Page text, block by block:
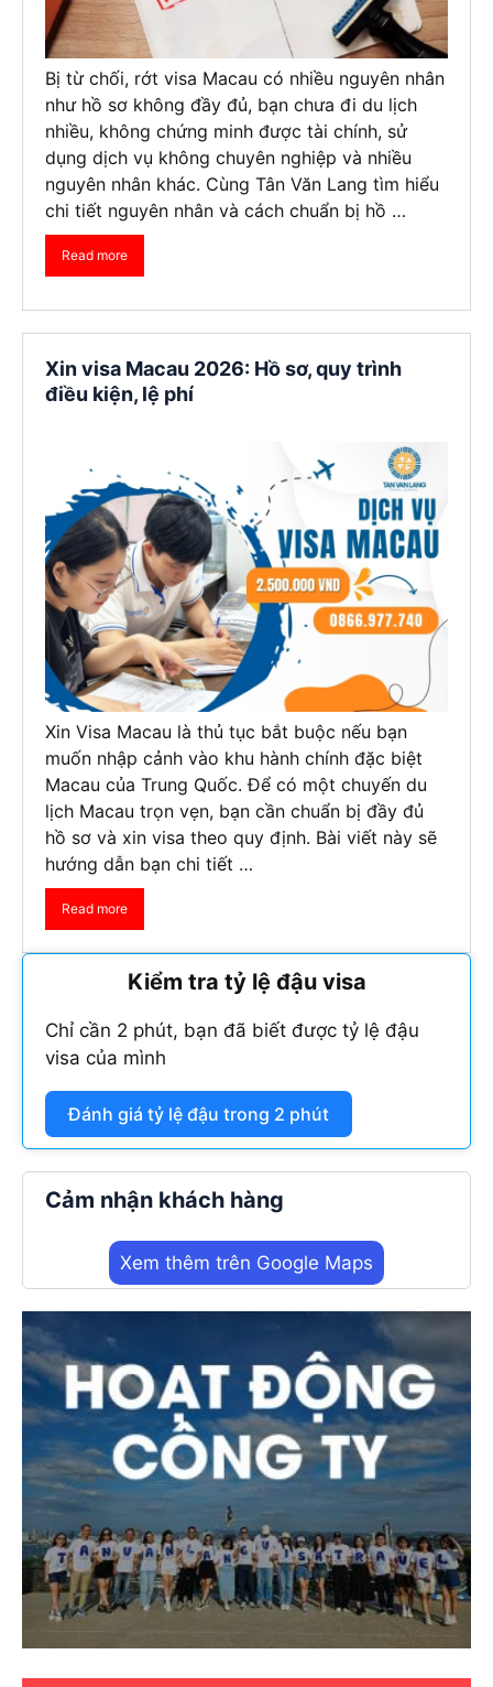
Bị từ chối, rớt visa Macau có nhiều nguyên nhân
như hồ sơ không đầy đủ, bạn chưa đi du lịch
nhiều, không chứng minh được tài chính, sử
dụng dịch vụ không chuyên nghiệp và nhiều
nguyên nhân khác. Cùng Tân Văn Lang tìm hiểu
chi tiết nguyên nhân và cách chuẩn bị hồ …
Read more
Xin visa Macau 2026: Hồ sơ, quy trình
điều kiện, lệ phí
Xin Visa Macau là thủ tục bắt buộc nếu bạn
muốn nhập cảnh vào khu hành chính đặc biệt
Macau của Trung Quốc. Để có một chuyến du
lịch Macau trọn vẹn, bạn cần chuẩn bị đầy đủ
hồ sơ và xin visa theo quy định. Bài viết này sẽ
hướng dẫn bạn chi tiết …
Read more
Kiểm tra tỷ lệ đậu visa
Chỉ cần 2 phút, bạn đã biết được tỷ lệ đậu
visa của mình
Đánh giá tỷ lệ đậu trong 2 phút
Cảm nhận khách hàng
Xem thêm trên Google Maps